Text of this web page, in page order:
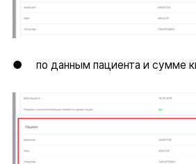
● по данным пациента и сумме